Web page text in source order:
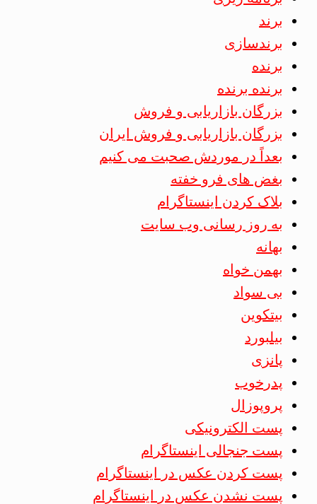
برند
برندسازی
برنده
برنده برنده
بزرگان بازاریابی و فروش
بزرگان بازاریابی و فروش ایران
بعداً در موردش صحبت می کنیم
بغض های فرو خفته
بلاک کردن اینستاگرام
به روز رسانی وب سایت
بهانه
بهمن خواه
بی سواد
بیتکوین
بیلبورد
پانزی
پدرخوب
پروپوزال
پست الکترونیکی
پست جنجالی اینستاگرام
پست کردن عکس در اینستاگرام
پست نشدن عکس در اینستاگرام